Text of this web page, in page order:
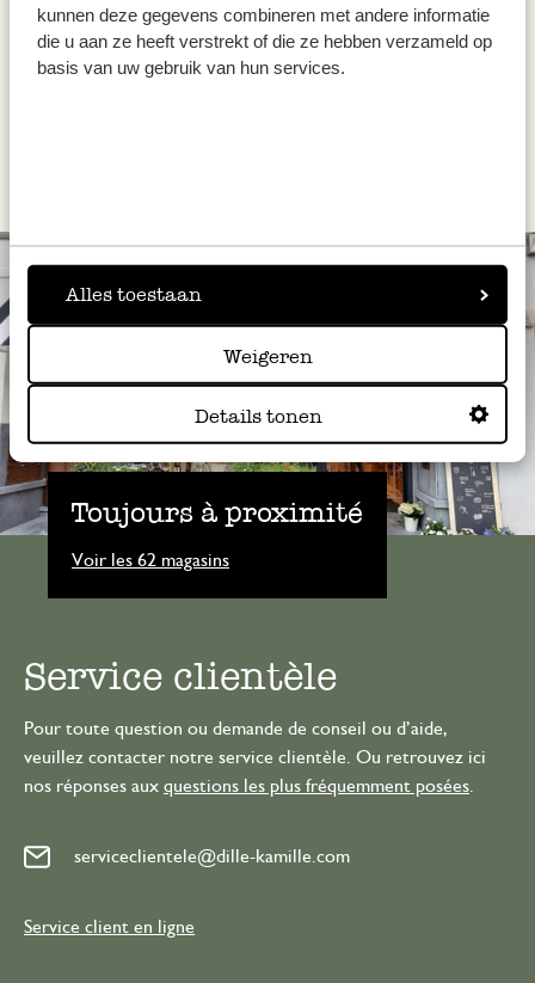
kunnen deze gegevens combineren met andere informatie
die u aan ze heeft verstrekt of die ze hebben verzameld op
basis van uw gebruik van hun services.
Alles toestaan
Weigeren
Details tonen
29,95 €
Toujours à proximité
Voir les 62 magasins
Service clientèle
Pour toute question ou demande de conseil ou d’aide,
veuillez contacter notre service clientèle. Ou retrouvez ici
nos réponses aux questions les plus fréquemment posées
serviceclientele@dille-kamille.com
Service client en ligne